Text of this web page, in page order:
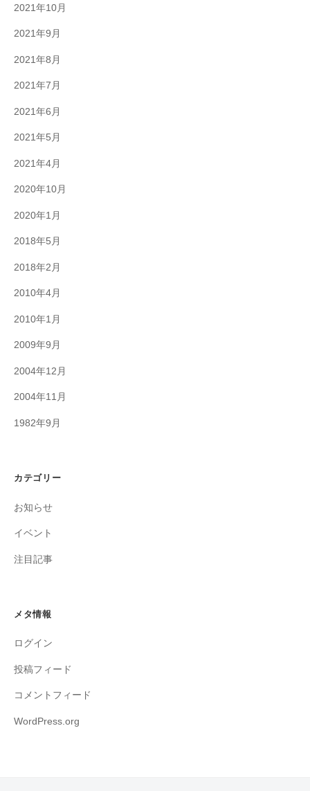
2021年10月
2021年9月
2021年8月
2021年7月
2021年6月
2021年5月
2021年4月
2020年10月
2020年1月
2018年5月
2018年2月
2010年4月
2010年1月
2009年9月
2004年12月
2004年11月
1982年9月
カテゴリー
お知らせ
イベント
注目記事
メタ情報
ログイン
投稿フィード
コメントフィード
WordPress.org